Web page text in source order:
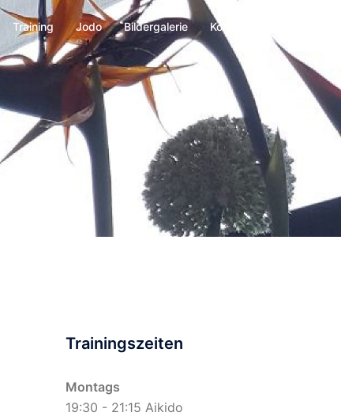
Training Jodo Bildergalerie Kontakt
Trainingszeiten
Montags
19:30 - 21:15 Aikido